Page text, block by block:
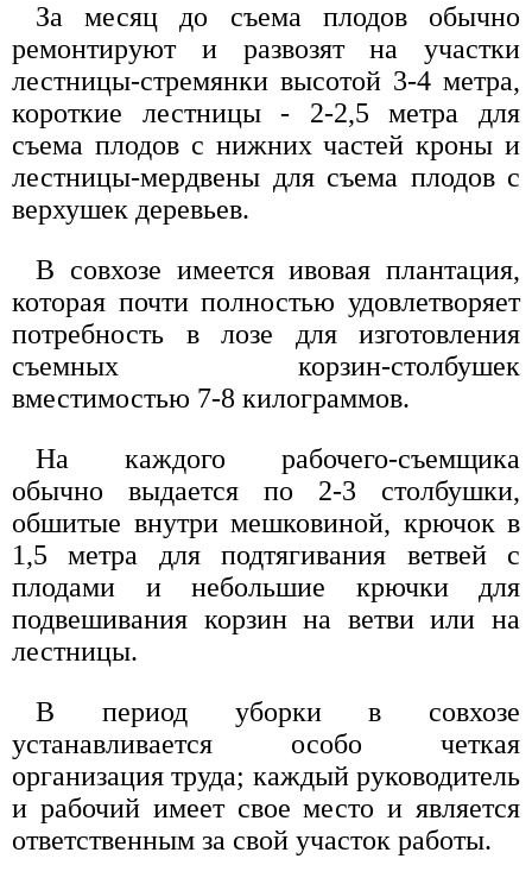
За месяц до съема плодов обычно
ремонтируют и развозят на участки
лестницы-стремянки высотой 3-4 метра,
короткие лестницы - 2-2,5 метра для
съема плодов с нижних частей кроны и
лестницы-мердвены для съема плодов с
верхушек деревьев.
В совхозе имеется ивовая плантация,
которая почти полностью удовлетворяет
потребность в лозе для изготовления
съемных корзин-столбушек
вместимостью 7-8 килограммов.
На каждого рабочего-съемщика
обычно выдается по 2-3 столбушки,
обшитые внутри мешковиной, крючок в
1,5 метра для подтягивания ветвей с
плодами и небольшие крючки для
подвешивания корзин на ветви или на
лестницы.
В период уборки в совхозе
устанавливается особо четкая
организация труда; каждый руководитель
и рабочий имеет свое место и является
ответственным за свой участок работы.